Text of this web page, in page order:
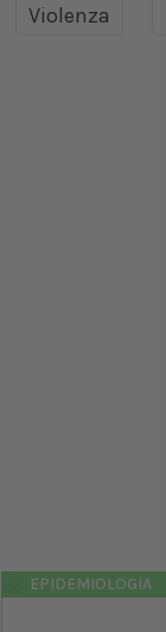
Violenza
EPIDEMIOLOGIA